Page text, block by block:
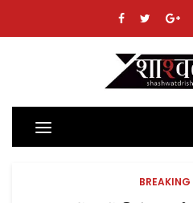
Toggle
navigation
BREAKING